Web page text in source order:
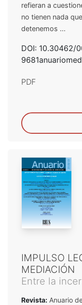
refieran a
no tienen nada
detenemos ...
DOI: 10.30462/
PDF
IMPULSO
MEDIACIÓN
Entre la
Revista: Anuario